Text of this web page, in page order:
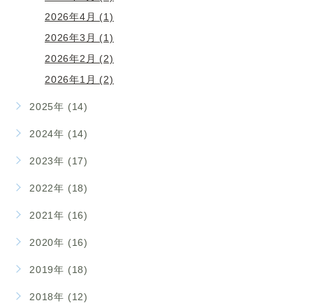
2026年4月 (1)
2026年3月 (1)
2026年2月 (2)
2026年1月 (2)
2025年 (14)
2024年 (14)
2023年 (17)
2022年 (18)
2021年 (16)
2020年 (16)
2019年 (18)
2018年 (12)